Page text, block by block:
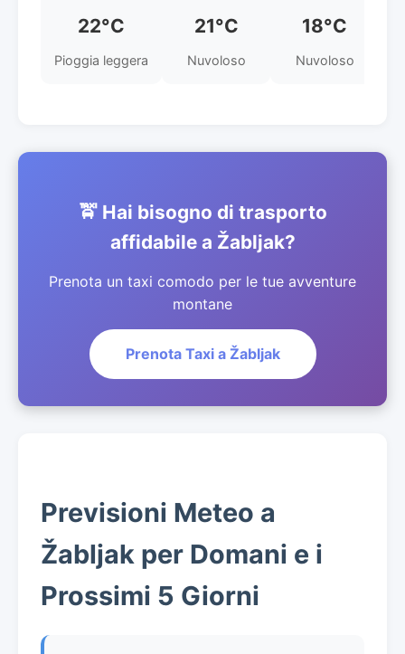
22°C
Pioggia leggera
21°C
Nuvoloso
18°C
Nuvoloso
🚖 Hai bisogno di trasporto
affidabile a Žabljak?
Prenota un taxi comodo per le tue avventure
montane
Prenota Taxi a Žabljak
Previsioni Meteo a
Žabljak per Domani e i
Prossimi 5 Giorni